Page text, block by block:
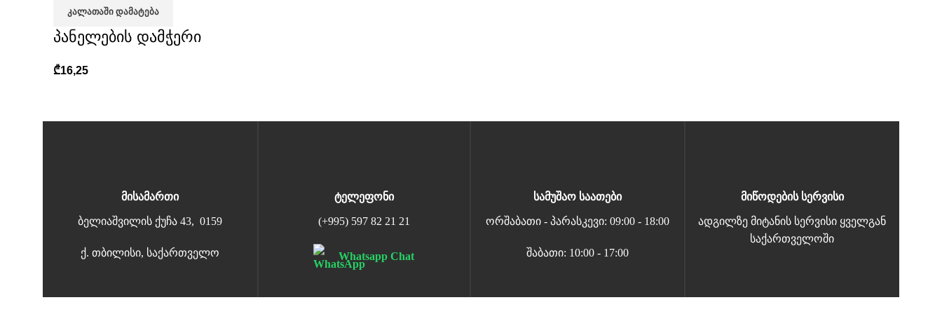
ᲙᲐᲚᲐᲗᲐᲨᲘ ᲓᲐᲛᲐᲢᲔᲑᲐ
პანელების დამჭერი
₾16,25
მისამართი
ბელიაშვილის ქუჩა 43, 0159
ქ. თბილისი, საქართველო
ტელეფონი
(+995) 597 82 21 21
Whatsapp Chat
სამუშაო საათები
ორშაბათი - პარასკევი: 09:00 - 18:00
შაბათი: 10:00 - 17:00
მიწოდების სერვისი
ადგილზე მიტანის სერვისი ყველგან
საქართველოში